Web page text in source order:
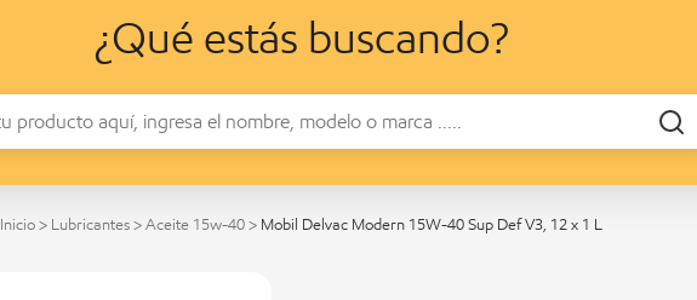
¿Qué estás buscando?
Inicio > Lubricantes > Aceite 15w-40 > Mobil Delvac Modern 15W-40 Sup Def V3, 12 x 1 L